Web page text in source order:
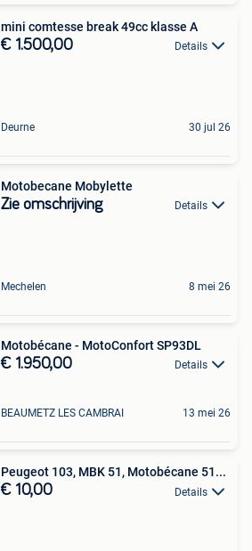
mini comtesse break 49cc klasse A
€ 1.500,00 Details
Deurne 30 jul 26
Motobecane Mobylette
Zie omschrijving Details
Mechelen 8 mei 26
Motobécane - MotoConfort SP93DL
€ 1.950,00 Details
BEAUMETZ LES CAMBRAI 13 mei 26
Peugeot 103, MBK 51, Motobécane 51...
€ 10,00 Details